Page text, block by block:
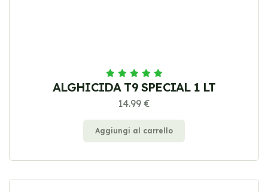
ALGHICIDA T9 SPECIAL 1 LT
14.99 €
Aggiungi al carrello